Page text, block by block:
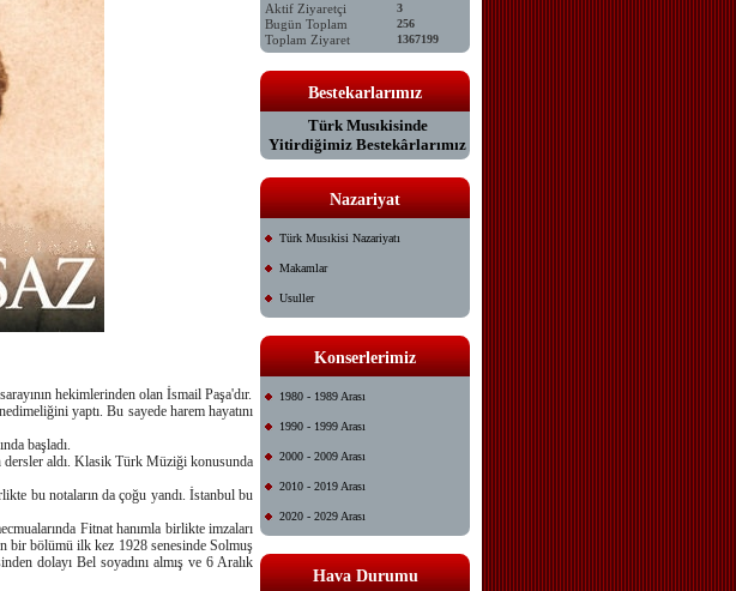
hekimlerinden olan İsmail Paşa'dır.
yaptı. Bu sayede harem hayatını
başladı.
aldı. Klasik Türk Müziği konusunda
bu notaların da çoğu yandı. İstanbul bu
Fitnat hanımla birlikte imzaları
bir bölümü ilk kez 1928 senesinde Solmuş
dolayı Bel soyadını almış ve 6 Aralık
Aktif Ziyaretçi 3
Bugün Toplam 256
Toplam Ziyaret 1367199
Bestekarlarımız
Türk Musıkisinde
Yitirdiğimiz Bestekârlarımız
Nazariyat
Türk Musıkisi Nazariyatı
Makamlar
Usuller
Konserlerimiz
1980 - 1989 Arası
1990 - 1999 Arası
2000 - 2009 Arası
2010 - 2019 Arası
2020 - 2029 Arası
Hava Durumu